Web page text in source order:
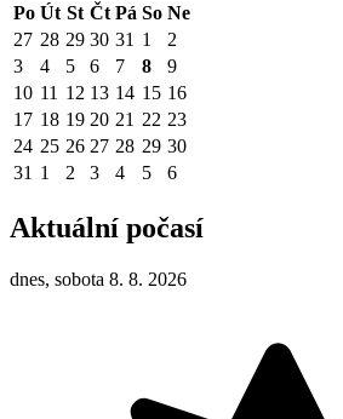
Po Út St Čt Pá So Ne
27 28 29 30 31 1
2
3
4 5 6 7 8
9
10 11 12 13 14 15 16
17 18 19 20 21 22 23
24 25 26 27 28 29 30
31 1 2 3 4 5 6
Aktuální počasí
dnes, sobota 8. 8. 2026